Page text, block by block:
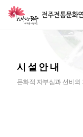
시설안내
문화적 자부심과 선비